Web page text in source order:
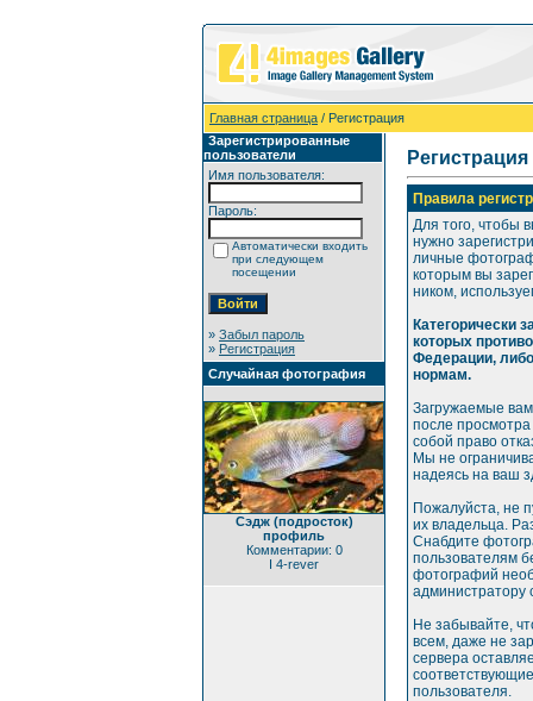
Главная страница / Регистрация
Зарегистрированные
пользователи
Имя пользователя:
Пароль:
Автоматически входить
при следующем
посещении
» Забыл пароль
» Регистрация
Случайная фотография
Сэдж (подросток)
профиль
Комментарии: 0
I 4-rever
Регистрация
Правила
Для того, чтобы
нужно
личные
которым вы
ником,
Категорически
которых
Федерации,
нормам.
Загружаемые
после
собой право
Мы не
надеясь на ваш
Пожалуйста, не
их владельца.
Снабдите
пользователям
фотографий
администратору
Не забывайте,
всем, даже не
сервера
пользователя.